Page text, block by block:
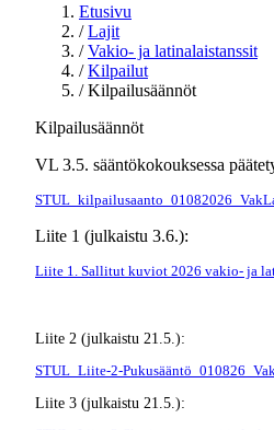
Etusivu
/ Lajit
/ Vakio- ja latinalaistanssit
/ Kilpailut
/ Kilpailusäännöt
Kilpailusäännöt
VL 3.5. sääntökokouksessa
Liite 1 (julkaistu 3.6.):
Liite 1. Sallitut kuviot 2026 vakio- ja
Liite 2 (julkaistu 21.5.):
STUL_Liite-2-
Liite 3 (julkaistu 21.5.):